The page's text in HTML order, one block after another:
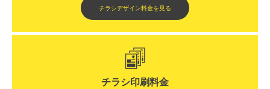
チラシデザイン料金を見る
チラシ印刷料金